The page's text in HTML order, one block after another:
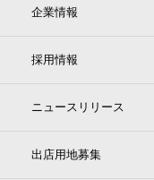
企業情報
採用情報
ニュースリリース
出店用地募集